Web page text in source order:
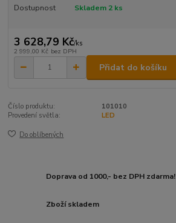
Dostupnost Skladem 2 ks
3 628,79 Kč/ks
2 999,00 Kč bez DPH
Přidat do košíku
Číslo produktu:
101010
Provedení světla:
LED
Do oblíbených
Doprava od 1000,- bez DPH zdarma!
Zboží skladem